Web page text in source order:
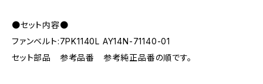
●セット内容●
ファンベルト:7PK1140L AY14N-71140-01
セット部品 参考品番 参考純正品番の順です。